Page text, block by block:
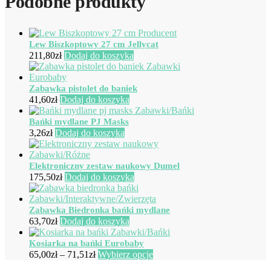
Lew Biszkoptowy 27 cm Jellycat
211,80zł Dodaj do koszyka
Zabawka pistolet do baniek
41,60zł Dodaj do koszyka
Bańki mydlane PJ Masks
3,26zł Dodaj do koszyka
Elektroniczny zestaw naukowy Dumel
175,50zł Dodaj do koszyka
Zabawka Biedronka bańki mydlane
63,70zł Dodaj do koszyka
Kosiarka na bańki Eurobaby
65,00zł – 71,51złZakres
Wybierz opcjeTen